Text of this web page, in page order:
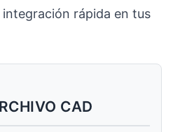
rápida en tus
CAD